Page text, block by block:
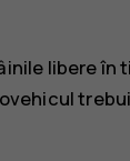
libere în